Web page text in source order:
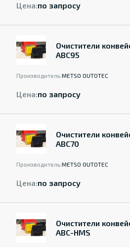
Цена:по запросу
Очистители
ABC95
Производитель:METSO OUTOTEC
Цена:по запросу
Очистители
АВС70
Производитель:METSO OUTOTEC
Цена:по запросу
Очистители
ABC-HMS